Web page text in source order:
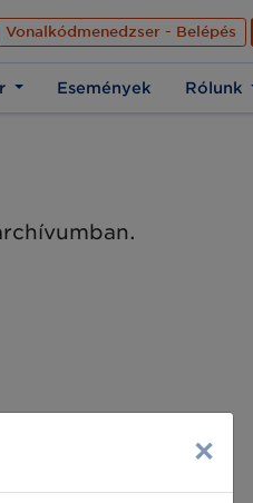
nyelve Hírek Kapcsolat
Vonalkódmenedzser - Belépés
Események Rólunk
×